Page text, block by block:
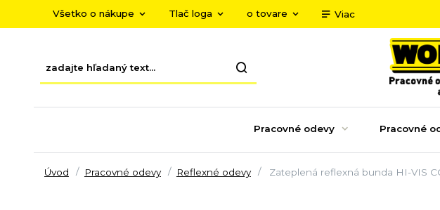
Všetko o nákupe Tlač loga o tovare Viac
Pracovné odevy Pracovné
Úvod Pracovné odevy Reflexné odevy Zateplená reflexná bunda HI-VIS